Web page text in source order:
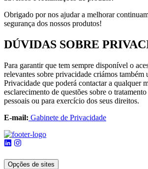
Obrigado por nos ajudar a melhorar
segurança dos nossos produtos!
DÚVIDAS SOBRE
Para garantir que tem sempre disponível o
relevantes sobre privacidade criámos também
Privacidade que poderá contactar a qualquer
esclarecimento de questões sobre o
pessoais ou para exercício dos seus direitos.
E-mail: Gabinete de Privacidade
Opções de sites